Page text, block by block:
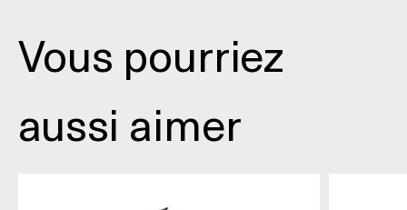
Vous pourriez
aussi aimer